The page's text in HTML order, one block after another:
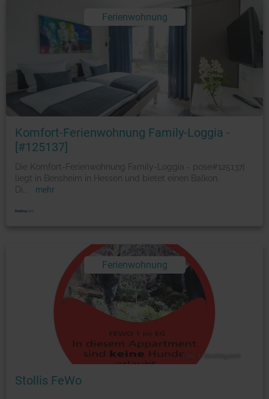
Ferienwohnung
Komfort-Ferienwohnung Family-Loggia -
[#125137]
Die Komfort-Ferienwohnung Family-Loggia - pose#125137]
liegt in Bensheim in Hessen und bietet einen Balkon.
Di
mehr
Ferienwohnung
Foto: © booking.com
Stollis FeWo